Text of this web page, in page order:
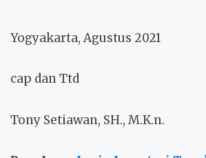
Yogyakarta, Agustus 2021
cap dan Ttd
Tony Setiawan, SH., M.K.n.